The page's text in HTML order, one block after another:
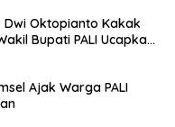
Dwi Oktopianto Kakak
Bupati PALI Ucapkan
Ajak Warga PALI